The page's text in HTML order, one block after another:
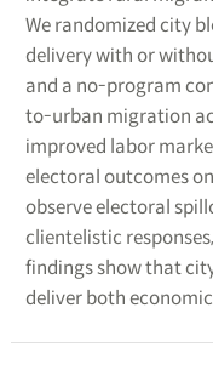
We randomized city
delivery with or
and a no-program
to-urban migration
improved labor
electoral outcomes
observe electoral
clientelistic
findings show that
deliver both